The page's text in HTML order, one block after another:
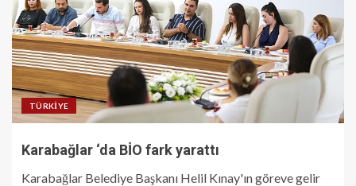
TÜRKIYE
Karabağlar ‘da BİO fark yarattı
Karabağlar Belediye Başkanı Helil Kınay'ın göreve gelir